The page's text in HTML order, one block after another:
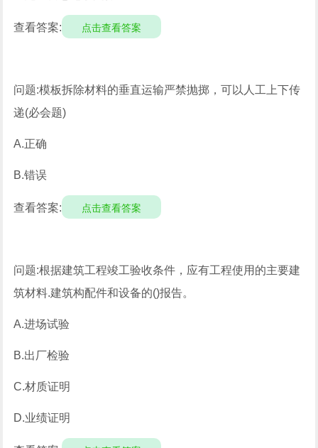
查看答案: 点击查看答案
问题:模板拆除材料的垂直运输严禁抛掷，可以人工上下传
递(必会题)
A.正确
B.错误
查看答案: 点击查看答案
问题:根据建筑工程竣工验收条件，应有工程使用的主要建
筑材料.建筑构配件和设备的()报告。
A.进场试验
B.出厂检验
C.材质证明
D.业绩证明